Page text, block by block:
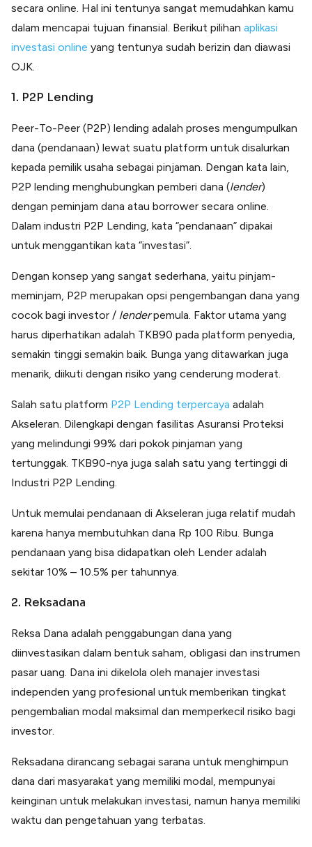
secara online. Hal ini tentunya sangat memudahkan kamu
dalam mencapai tujuan finansial. Berikut pilihan aplikasi
investasi online yang tentunya sudah berizin dan diawasi
OJK.
1. P2P Lending
Peer-To-Peer (P2P) lending adalah proses mengumpulkan
dana (pendanaan) lewat suatu platform untuk disalurkan
kepada pemilik usaha sebagai pinjaman. Dengan kata lain,
P2P lending menghubungkan pemberi dana (lender)
dengan peminjam dana atau borrower secara online.
Dalam industri P2P Lending, kata “pendanaan” dipakai
untuk menggantikan kata “investasi”.
Dengan konsep yang sangat sederhana, yaitu pinjam-
meminjam, P2P merupakan opsi pengembangan dana yang
cocok bagi investor / lenderpemula. Faktor utama yang
harus diperhatikan adalah TKB90 pada platform penyedia,
semakin tinggi semakin baik. Bunga yang ditawarkan juga
menarik, diikuti dengan risiko yang cenderung moderat.
Salah satu platform P2P Lending terpercaya adalah
Akseleran. Dilengkapi dengan fasilitas Asuransi Proteksi
yang melindungi 99% dari pokok pinjaman yang
tertunggak. TKB90-nya juga salah satu yang tertinggi di
Industri P2P Lending.
Untuk memulai pendanaan di Akseleran juga relatif mudah
karena hanya membutuhkan dana Rp 100 Ribu. Bunga
pendanaan yang bisa didapatkan oleh Lender adalah
sekitar 10% – 10.5% per tahunnya.
2. Reksadana
Reksa Dana adalah penggabungan dana yang
diinvestasikan dalam bentuk saham, obligasi dan instrumen
pasar uang. Dana ini dikelola oleh manajer investasi
independen yang profesional untuk memberikan tingkat
pengembalian modal maksimal dan memperkecil risiko bagi
investor.
Reksadana dirancang sebagai sarana untuk menghimpun
dana dari masyarakat yang memiliki modal, mempunyai
keinginan untuk melakukan investasi, namun hanya memiliki
waktu dan pengetahuan yang terbatas.